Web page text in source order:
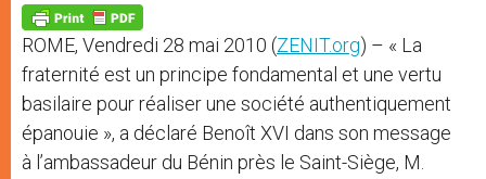
p
p
g
e
r
o
k
ROME, Vendredi 28 mai 2010 (ZENIT.org) – « La
fraternité est un principe fondamental et une vertu
basilaire pour réaliser une société authentiquement
épanouie », a déclaré Benoît XVI dans son message
à l’ambassadeur du Bénin près le Saint-Siège, M.